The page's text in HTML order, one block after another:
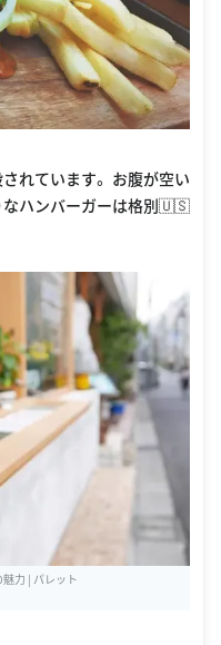
れています。 お腹が空い
なハンバーガーは格別🇺🇸
力 | パレット